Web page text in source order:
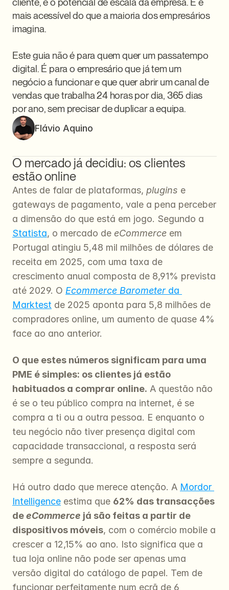
mais acessível do que a maioria dos empresários
imagina.
Este guia não é para quem quer um passatempo
digital. É para o empresário que já tem um
negócio a funcionar e que quer abrir um canal de
vendas que trabalha 24 horas por dia, 365 dias
por ano, sem precisar de duplicar a equipa.
Flávio Aquino
O mercado já decidiu: os clientes
estão online
Antes de falar de plataformas, plugins e
gateways de pagamento, vale a pena perceber
Statista, o mercado de eCommerce em
Portugal atingiu 5,48 mil milhões de dólares de
receita em 2025, com uma taxa de
crescimento anual composta de 8,91% prevista
até 2029. O Ecommerce Barometer da
Marktest de 2025 aponta para 5,8 milhões de
compradores online, um aumento de quase 4%
face ao ano anterior.
O que estes números significam para uma
PME é simples: os clientes já estão
habituados a comprar online. A questão não
é se o teu público compra na internet, é se
compra a ti ou a outra pessoa. E enquanto o
teu negócio não tiver presença digital com
capacidade transaccional, a resposta será
sempre a segunda.
Há outro dado que merece atenção. A Mordor
Intelligence estima que 62% das transacções
de eCommerce já são feitas a partir de
dispositivos móveis, com o comércio mobile a
crescer a 12,15% ao ano. Isto significa que a
tua loja online não pode ser apenas uma
versão digital do catálogo de papel. Tem de
funcionar perfeitamente num ecrã de 6